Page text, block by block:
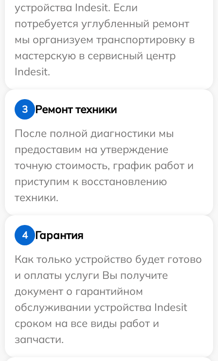
устройства Indesit. Если
потребуется углубленный ремонт
мы организуем транспортировку в
мастерскую в сервисный центр
Indesit.
3
Ремонт техники
После полной диагностики мы
предоставим на утверждение
точную стоимость, график работ и
приступим к восстановлению
техники.
4
Гарантия
Как только устройство будет готово
и оплаты услуги Вы получите
документ о гарантийном
обслуживании устройства Indesit
сроком на все виды работ и
запчасти.